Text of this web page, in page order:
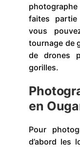
faites partie
vous
tournage de
de drones
gorilles.
en
Pour
d’abord les